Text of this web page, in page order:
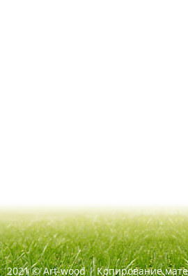
2021 ©Art-wood |Копирование